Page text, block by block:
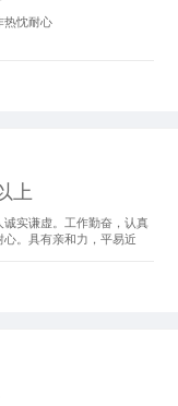
热忱耐心
上
实谦虚。工作勤奋，认真
。具有亲和力，平易近
尽力。